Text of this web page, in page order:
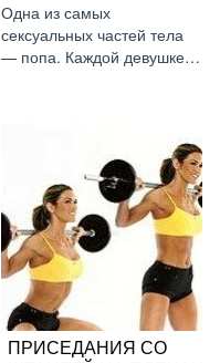
Одна из самых
сексуальных частей тела
— попа. Каждой девушке…
ПРИСЕДАНИЯ СО